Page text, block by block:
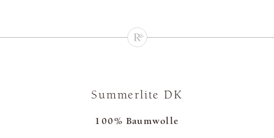
Summerlite DK
100% Baumwolle